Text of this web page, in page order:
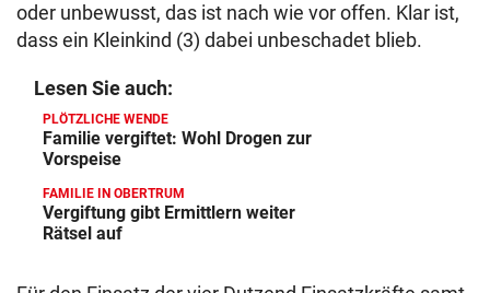
oder unbewusst, das ist nach wie vor offen. Klar ist,
dass ein Kleinkind (3) dabei unbeschadet blieb.
Lesen Sie auch:
PLÖTZLICHE WENDE
Familie vergiftet: Wohl Drogen zur
Vorspeise
FAMILIE IN OBERTRUM
Vergiftung gibt Ermittlern weiter
Rätsel auf